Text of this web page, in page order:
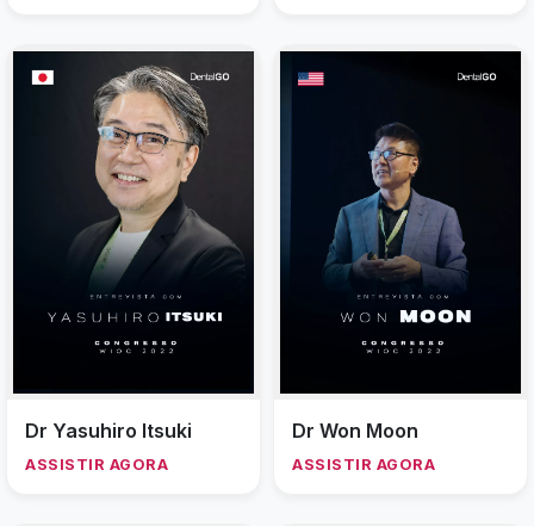
Dr Yasuhiro Itsuki
ASSISTIR AGORA
Dr Won Moon
ASSISTIR AGORA